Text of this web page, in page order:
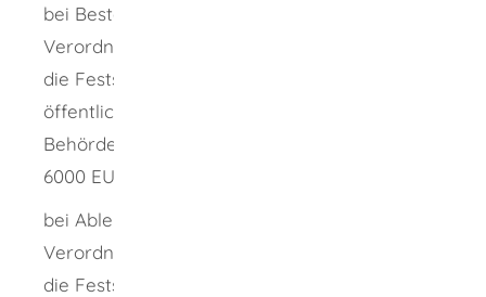
bei Bestätigung: Nr. 1.1.27 der Anlage II zur
Verordnung des Umweltministeriums über
die Festsetzung der Gebührensätze für
öffentliche Leistungen der staatlichen
Behörden in seinem Geschäftsbereich 80-
6000 EUR
bei Ablehnung: Nr. 1.1.28 der Anklage II zur
Verordnung des Umweltministeriums über
die Festsetzung der Gebührensätze für